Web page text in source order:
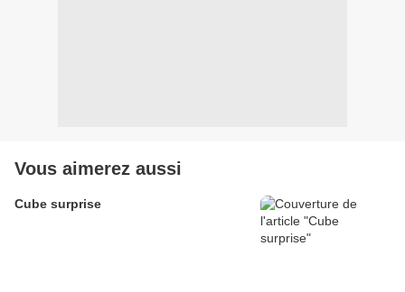
Vous aimerez aussi
Cube surprise